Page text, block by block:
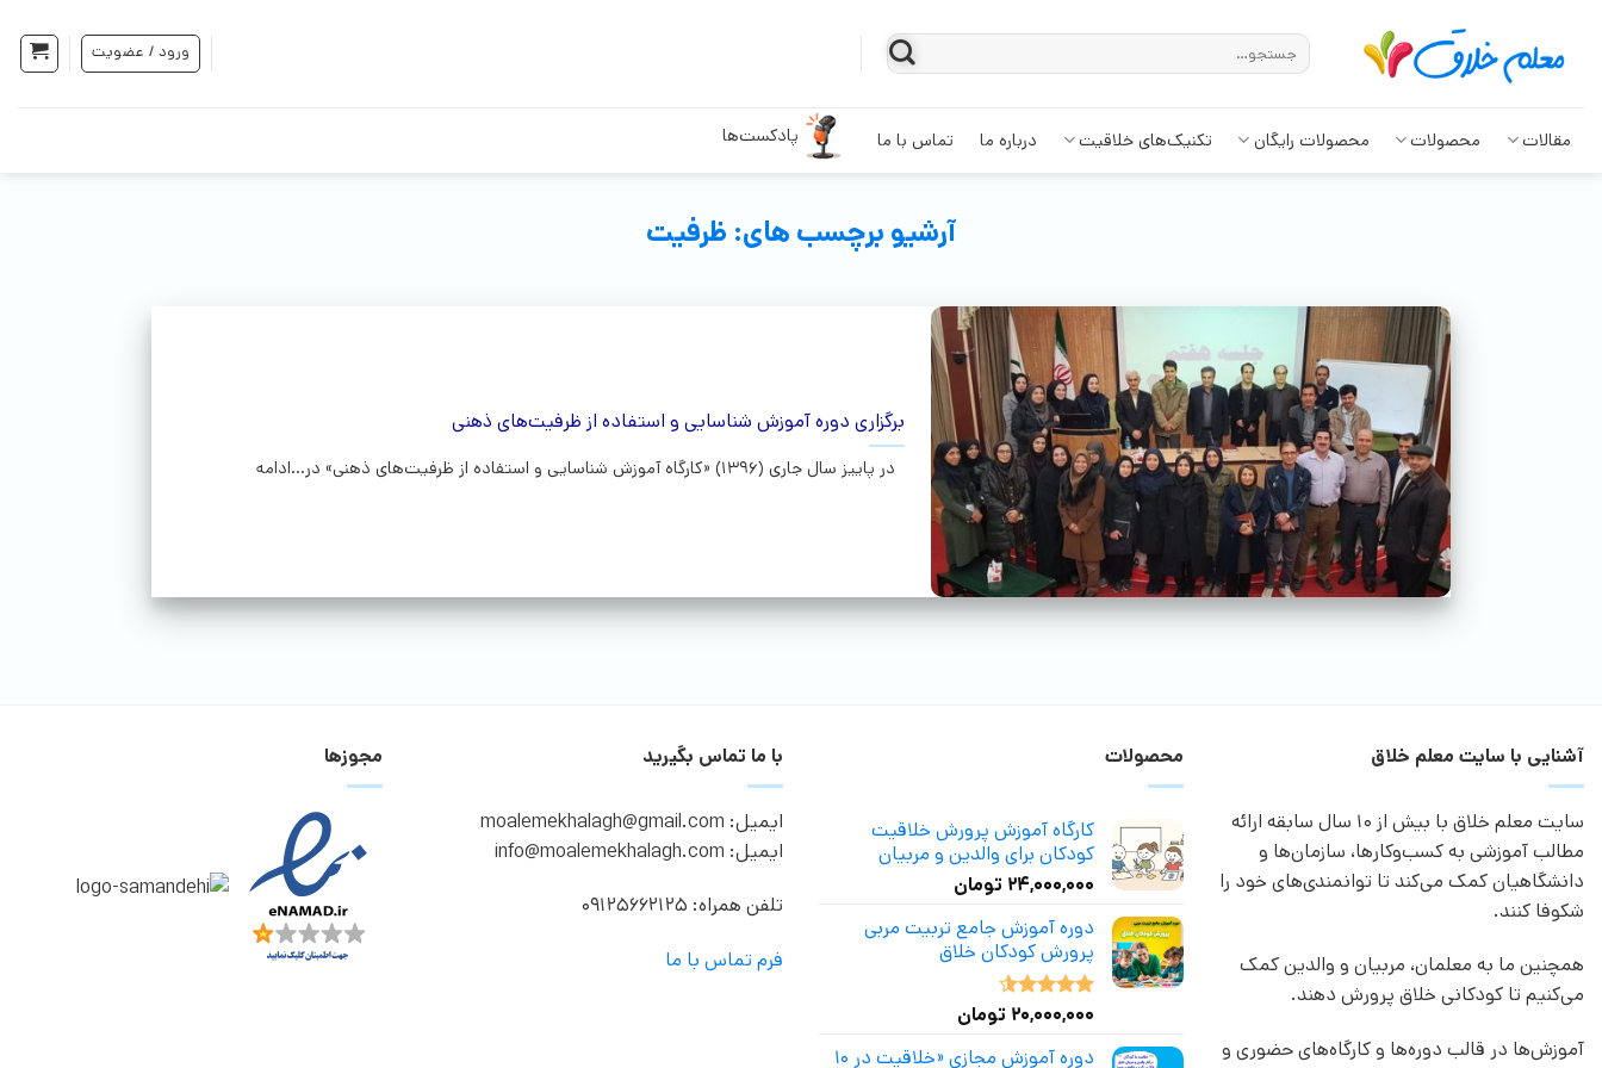
ورود / عضویت
مقالات محصولات محصولات رایگان تکنیک‌های خلاقیت درباره ما تماس با ما پادکست‌ها
آرشیو برچسب های: ظرفیت
برگزاری دوره آموزش شناسایی و استفاده از ظرفیت‌های ذهنی
در پاییز سال جاری (1396) «کارگاه آموزش شناسایی و استفاده از ظرفیت‌های ذهنی» در...ادامه
آشنایی با سایت معلم خلاق
سایت معلم خلاق با بیش از 10 سال سابقه ارائه
مطالب آموزشی به کسب‌وکارها، سازمان‌ها و
دانشگاهیان کمک می‌کند تا توانمندی‌های خود را
شکوفا کنند.
همچنین ما به معلمان، مربیان و والدین کمک
می‌کنیم تا کودکانی خلاق پرورش دهند.
آموزش‌ها در قالب دوره‌ها و کارگاه‌های حضوری و
محصولات
کارگاه آموزش پرورش خلاقیت
کودکان برای والدین و مربیان
۲۴,۰۰۰,۰۰۰ تومان
دوره آموزش جامع تربیت مربی
پرورش کودکان خلاق
نمره4.50
۲۰,۰۰۰,۰۰۰ تومان
دوره آموزش مجازی «خلاقیت در ۱۰
با ما تماس بگیرید
ایمیل: moalemekhalagh@gmail.com
ایمیل: info@moalemekhalagh.com
تلفن همراه: 09125662125
فرم تماس با ما
مجوزها